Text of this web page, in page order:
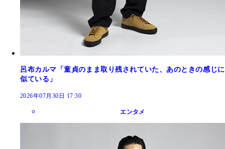
呂布カルマ「童貞のまま取り残されていた、あのときの感じに
似ている」
2026年07月30日 17:30
エンタメ